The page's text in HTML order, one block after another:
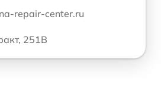
repair-center.ru
251В